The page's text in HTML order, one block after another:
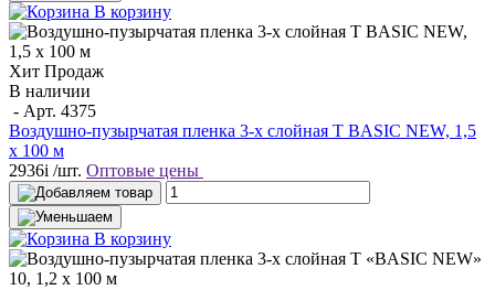
В корзину
Хит Продаж
В наличии
- Арт. 4375
Воздушно-пузырчатая пленка 3-х слойная T BASIC NEW, 1,5
х 100 м
2936i /шт. Оптовые цены
В корзину